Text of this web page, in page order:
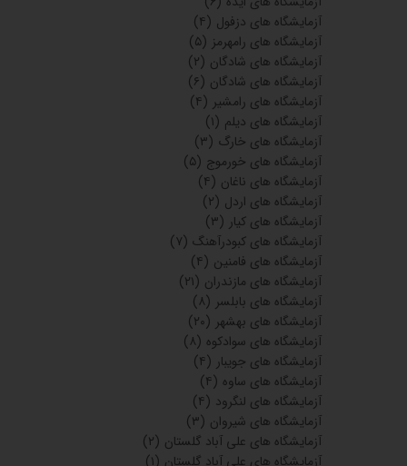
آزمایشگاه های دزفول (۴)
آزمایشگاه های رامهرمز (۵)
آزمایشگاه های شادگان (۲)
آزمایشگاه های شادگان (۶)
آزمایشگاه های رامشیر (۴)
آزمایشگاه های دیلم (۱)
آزمایشگاه های خارگ (۳)
آزمایشگاه های خورموج (۵)
آزمایشگاه های ناغان (۴)
آزمایشگاه های اردل (۲)
آزمایشگاه های کیار (۳)
آزمایشگاه های کبودرآهنگ (۷)
آزمایشگاه های فامنین (۴)
آزمایشگاه های مازندران (۲۱)
آزمایشگاه های بابلسر (۸)
آزمایشگاه های بهشهر (۲۰)
آزمایشگاه های سوادکوه (۸)
آزمایشگاه های جویبار (۴)
آزمایشگاه های ساوه (۴)
آزمایشگاه های لنگرود (۴)
آزمایشگاه های شیروان (۳)
آزمایشگاه های علی آباد گلستان (۲)
آزمایشگاه های علی آباد گلستان (۱)